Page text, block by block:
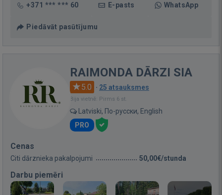
+371 *** *** 60 E-pasts WhatsApp
Piedāvāt pasūtījumu
RAIMONDA DĀRZI SIA
5.0 · 25 atsauksmes
Bija vietnē: Pirms 6 st.
Latviski, По-русски, English
PRO
Cenas
Citi dārznieka pakalpojumi 50,00€/stunda
Darbu piemēri